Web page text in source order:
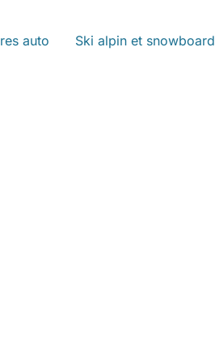
auto Ski alpin et snowboard